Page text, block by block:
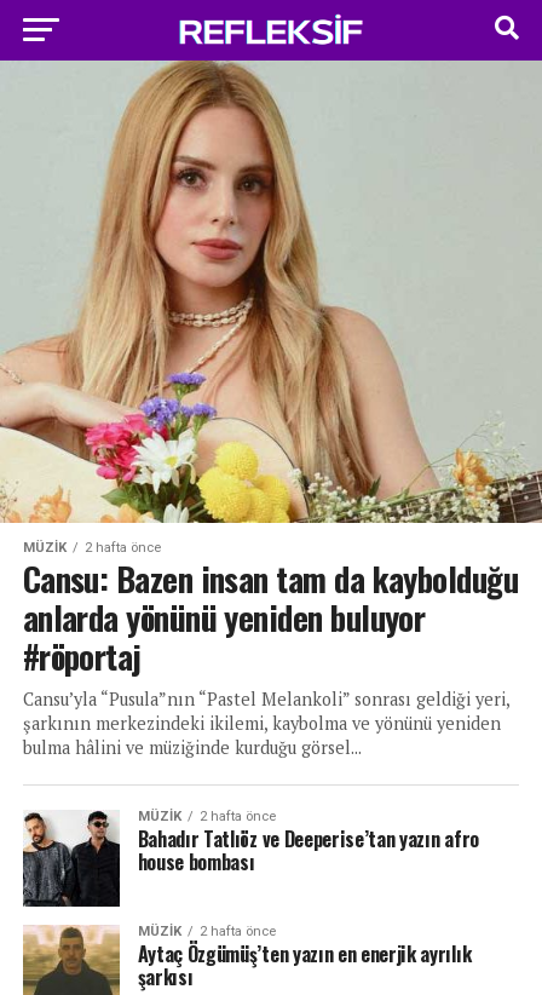
MÜZIK 2 hafta önce
Cansu: Bazen insan tam da kaybolduğu
anlarda yönünü yeniden buluyor
#röportaj
Cansu’yla “Pusula”nın “Pastel Melankoli” sonrası geldiği yeri,
şarkının merkezindeki ikilemi, kaybolma ve yönünü yeniden
bulma hâlini ve müziğinde kurduğu görsel...
MÜZIK 2 hafta önce
Bahadır Tatlıöz ve Deeperise’tan yazın afro
house bombası
MÜZIK 2 hafta önce
Aytaç Özgümüş’ten yazın en enerjik ayrılık
şarkısı